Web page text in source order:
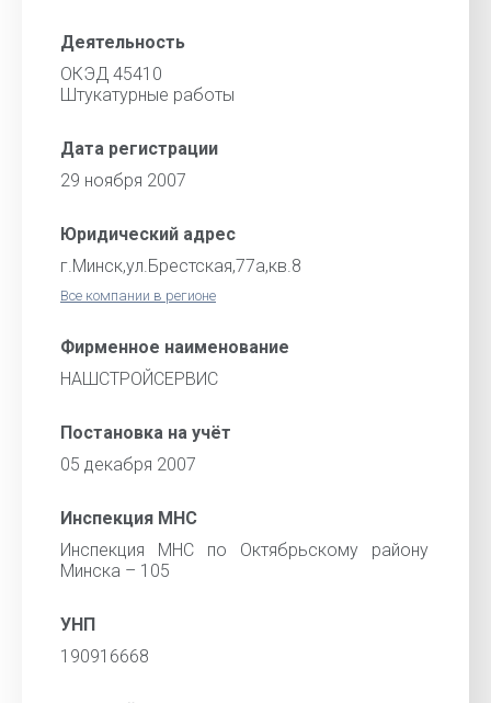
Деятельность
ОКЭД 45410
Штукатурные работы
Дата регистрации
29 ноября 2007
Юридический адрес
г.Минск,ул.Брестская,77а,кв.8
Все компании в регионе
Фирменное наименование
НАШСТРОЙСЕРВИС
Постановка на учёт
05 декабря 2007
Инспекция МНС
Инспекция МНС по Октябрьскому району
Минска – 105
УНП
190916668